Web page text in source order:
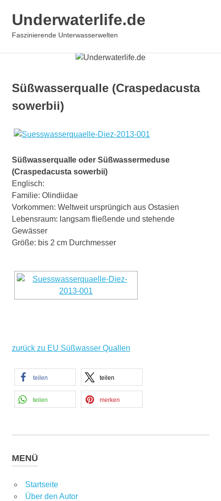
Underwaterlife.de
Faszinierende Unterwasserwelten
Süßwasserqualle (Craspedacusta
sowerbii)
Süßwasserqualle oder Süßwassermeduse
(Craspedacusta sowerbii)
Englisch:
Familie: Olindiidae
Vorkommen: Weltweit ursprüngich aus Ostasien
Lebensraum: langsam fließende und stehende
Gewässer
Größe: bis 2 cm Durchmesser
zurück zu EU Süßwasser Quallen
teilen teilen
teilen merken
MENÜ
Startseite
Über den Autor